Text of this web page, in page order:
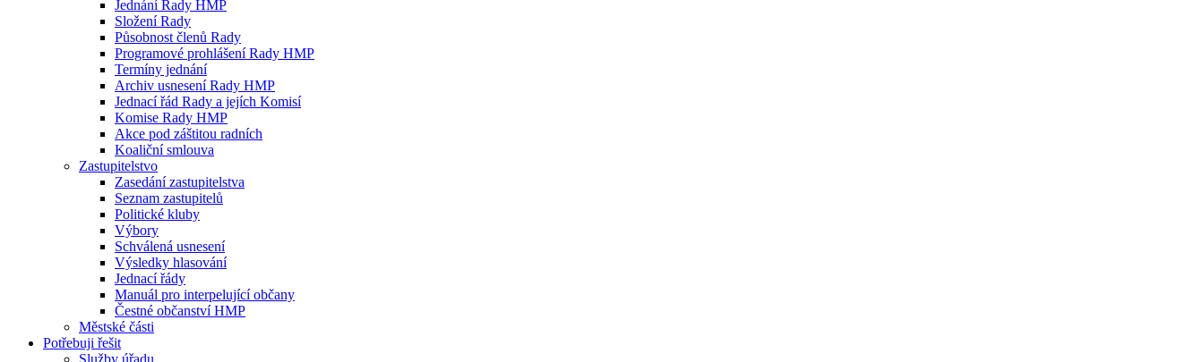
Jednání Rady HMP
Složení Rady
Působnost členů Rady
Programové prohlášení Rady HMP
Termíny jednání
Archiv usnesení Rady HMP
Jednací řád Rady a jejích Komisí
Komise Rady HMP
Akce pod záštitou radních
Koaliční smlouva
Zastupitelstvo
Zasedání zastupitelstva
Seznam zastupitelů
Politické kluby
Výbory
Schválená usnesení
Výsledky hlasování
Jednací řády
Manuál pro interpelující občany
Čestné občanství HMP
Městské části
Potřebuji řešit
Služby úřadu